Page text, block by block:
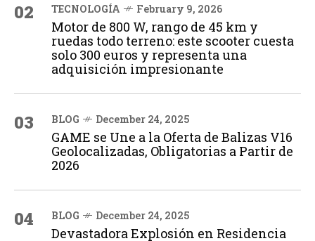
02 TECNOLOGÍA February 9, 2026
Motor de 800 W, rango de 45 km y
ruedas todo terreno: este scooter cuesta
solo 300 euros y representa una
adquisición impresionante
03 BLOG December 24, 2025
GAME se Une a la Oferta de Balizas V16
Geolocalizadas, Obligatorias a Partir de
2026
04 BLOG December 24, 2025
Devastadora Explosión en Residencia